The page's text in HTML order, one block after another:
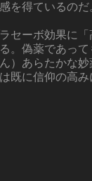
を得ているのだ
セーボ効果に「
。偽薬であっ
）あらたかな
既に信仰の高み